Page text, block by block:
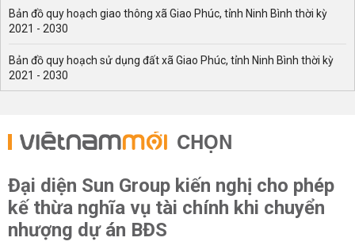
Bản đồ quy hoạch giao thông xã Giao Phúc, tỉnh Ninh Bình thời kỳ
2021 - 2030
Bản đồ quy hoạch sử dụng đất xã Giao Phúc, tỉnh Ninh Bình thời kỳ
2021 - 2030
CHỌN
Đại diện Sun Group kiến nghị cho phép
kế thừa nghĩa vụ tài chính khi chuyển
nhượng dự án BĐS